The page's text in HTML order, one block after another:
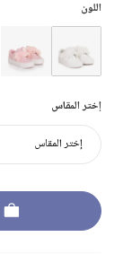
اللون
إختر المقاس
إختر المقاس